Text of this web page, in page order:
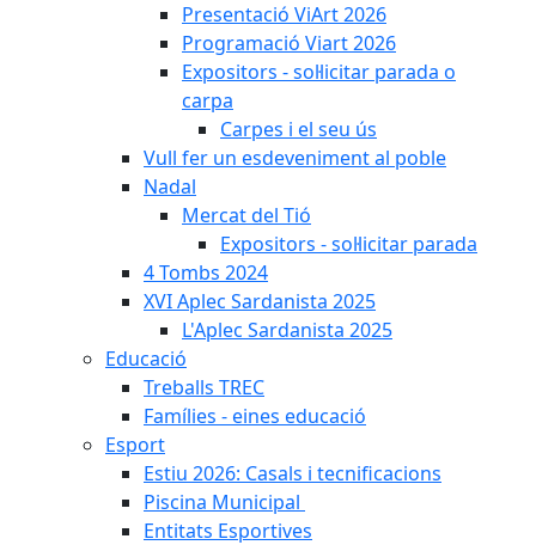
Presentació ViArt 2026
Programació Viart 2026
Expositors - sol·licitar parada o
carpa
Carpes i el seu ús
Vull fer un esdeveniment al poble
Nadal
Mercat del Tió
Expositors - sol·licitar parada
4 Tombs 2024
XVI Aplec Sardanista 2025
L'Aplec Sardanista 2025
Educació
Treballs TREC
Famílies - eines educació
Esport
Estiu 2026: Casals i tecnificacions
Piscina Municipal
Entitats Esportives